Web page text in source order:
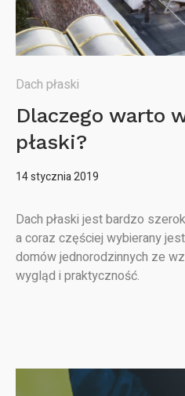
Dach płaski
Dlaczego warto
płaski?
14 stycznia 2019
Dach płaski jest bardzo
a coraz częściej wybierany
domów jednorodzinnych ze
wygląd i praktyczność.